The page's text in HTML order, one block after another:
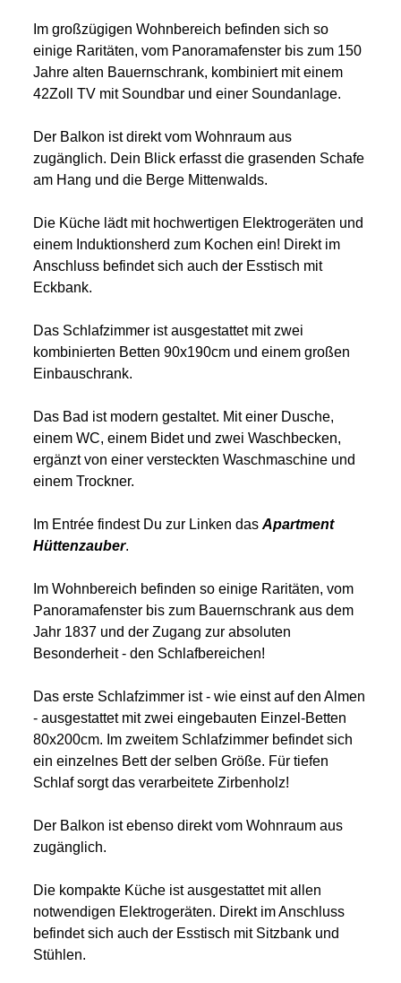
Im großzügigen Wohnbereich befinden sich so
einige Raritäten, vom Panoramafenster bis zum 150
Jahre alten Bauernschrank, kombiniert mit einem
42Zoll TV mit Soundbar und einer Soundanlage.
Der Balkon ist direkt vom Wohnraum aus
zugänglich. Dein Blick erfasst die grasenden Schafe
am Hang und die Berge Mittenwalds.
Die Küche lädt mit hochwertigen Elektrogeräten und
einem Induktionsherd zum Kochen ein! Direkt im
Anschluss befindet sich auch der Esstisch mit
Eckbank.
Das Schlafzimmer ist ausgestattet mit zwei
kombinierten Betten 90x190cm und einem großen
Einbauschrank.
Das Bad ist modern gestaltet. Mit einer Dusche,
einem WC, einem Bidet und zwei Waschbecken,
ergänzt von einer versteckten Waschmaschine und
einem Trockner.
Im Entrée findest Du zur Linken dasApartment
Hüttenzauber.
Im Wohnbereich befinden so einige Raritäten, vom
Panoramafenster bis zum Bauernschrank aus dem
Jahr 1837 und der Zugang zur absoluten
Besonderheit - den Schlafbereichen!
Das erste Schlafzimmer ist - wie einst auf den Almen
- ausgestattet mit zwei eingebauten Einzel-Betten
80x200cm. Im zweitem Schlafzimmer befindet sich
ein einzelnes Bett der selben Größe. Für tiefen
Schlaf sorgt das verarbeitete Zirbenholz!
Der Balkon ist ebenso direkt vom Wohnraum aus
zugänglich.
Die kompakte Küche ist ausgestattet mit allen
notwendigen Elektrogeräten. Direkt im Anschluss
befindet sich auch der Esstisch mit Sitzbank und
Stühlen.